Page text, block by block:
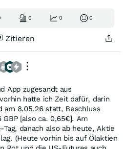
0 0 0
Zitieren
App zugesandt aus
hatte ich Zeit dafür, darin
am 8.05.26 statt, Beschluss
[also ca. 0,65€]. Am
danach also ab heute, Aktie
(Heute vorhin bis auf Ölaktien